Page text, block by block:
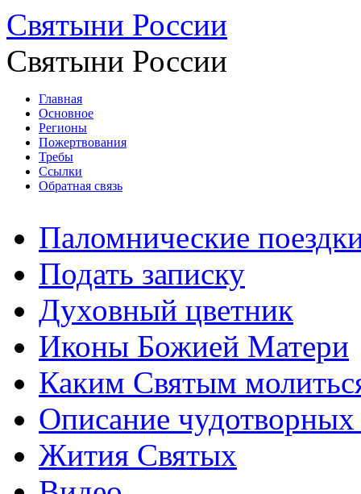
Святыни России
Святыни России
Главная
Основное
Регионы
Пожертвования
Требы
Ссылки
Обратная связь
Паломнические
Подать записку
Духовный цветник
Иконы Божией Матери
Каким Святым
Описание
Жития Святых